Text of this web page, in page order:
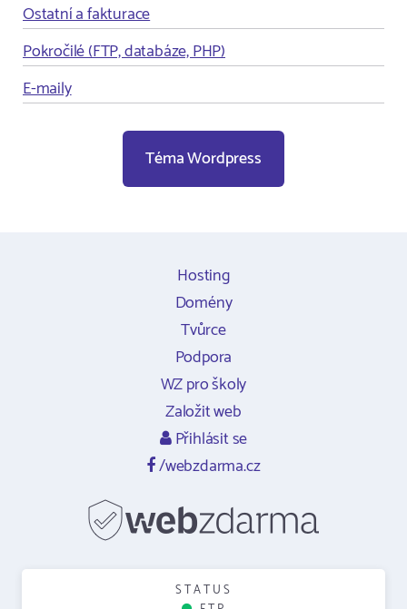
Ostatní a fakturace
Pokročilé (FTP, databáze, PHP)
E-maily
Téma Wordpress
Hosting
Domény
Tvůrce
Podpora
WZ pro školy
Založit web
Přihlásit se
/webzdarma.cz
STATUS